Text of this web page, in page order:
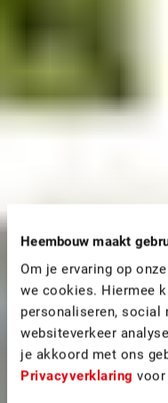
Heembouw maakt
Om je ervaring op
we cookies. Hiermee
personaliseren, social
websiteverkeer
je akkoord met ons
Privacyverklaring